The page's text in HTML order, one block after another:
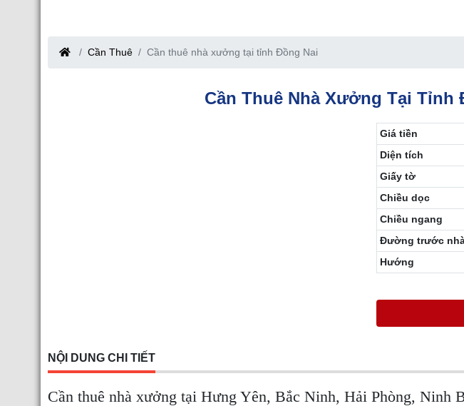
Cần Thuê Cần thuê nhà xưởng tại tỉnh Đồng Nai
Cần Thuê Nhà Xưởng Tại Tỉnh
Giá tiền
Diện tích
Giấy tờ
Chiều dọc
Chiều ngang
Đường trước
Hướng
NỘI DUNG CHI TIẾT
Cần thuê nhà xưởng tại Hưng Yên, Bắc Ninh, Hải Phòng, Ninh